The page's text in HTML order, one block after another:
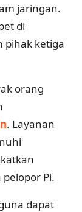
jaringan.
di
pihak ketiga
orang
. Layanan
Pi.
dapat